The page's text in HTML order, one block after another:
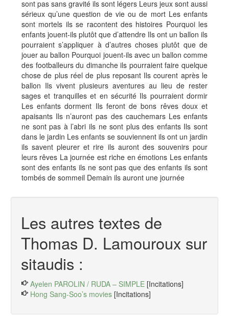
sont pas sans gravité ils sont légers Leurs jeux sont aussi
sérieux qu’une question de vie ou de mort Les enfants
sont mortels ils se racontent des histoires Pourquoi les
enfants jouent-ils plutôt que d’attendre Ils ont un ballon ils
pourraient s’appliquer à d’autres choses plutôt que de
jouer au ballon Pourquoi jouent-ils avec un ballon comme
des footballeurs du dimanche ils pourraient faire quelque
chose de plus réel de plus reposant Ils courent après le
ballon Ils vivent plusieurs aventures au lieu de rester
sages et tranquilles et en sécurité Ils pourraient dormir
Les enfants dorment Ils feront de bons rêves doux et
apaisants Ils n’auront pas des cauchemars Les enfants
ne sont pas à l’abri ils ne sont plus des enfants Ils sont
dans le jardin Les enfants se souviennent ils ont un jardin
ils savent pleurer et rire ils auront des souvenirs pour
leurs rêves La journée est riche en émotions Les enfants
sont des enfants ils ne sont pas que des enfants ils sont
tombés de sommeil Demain ils auront une journée
Les autres textes de
Thomas D. Lamouroux sur
sitaudis :
Ayelen PAROLIN / RUDA – SIMPLE [Incitations]
Hong Sang-Soo’s movies [Incitations]